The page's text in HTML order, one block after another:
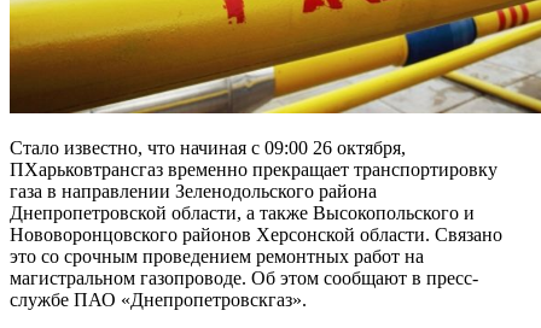
Стало известно, что начиная с 09:00 26 октября,
ПХарьковтрансгаз временно прекращает транспортировку
газа в направлении Зеленодольского района
Днепропетровской области, а также Высокопольского и
Нововоронцовского районов Херсонской области. Связано
это со срочным проведением ремонтных работ на
магистральном газопроводе. Об этом сообщают в пресс-
службе ПАО «Днепропетровскгаз».